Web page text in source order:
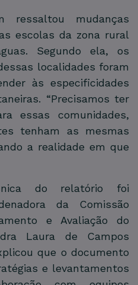
ressaltou mudanças
escolas da zona rural
Segundo ela, os
localidades foram
às especificidades
“Precisamos ter
essas comunidades,
tenham as mesmas
a realidade em que
do relatório foi
da Comissão
e Avaliação do
Laura de Campos
que o documento
e levantamentos